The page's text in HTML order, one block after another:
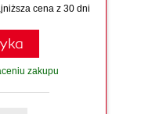
cena z 30 dni
zakupu